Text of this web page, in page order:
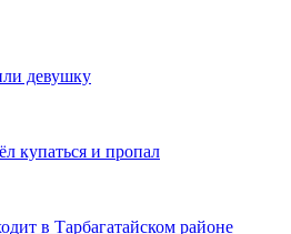
девушку
купаться и пропал
в Тарбагатайском районе